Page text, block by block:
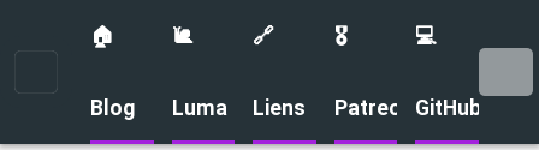
🏠
Blog
🐌
Luma
🔗
Liens
🎖️
Patreon
💻
GitHub